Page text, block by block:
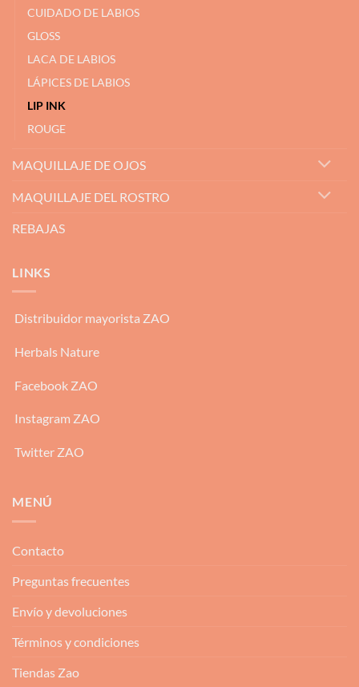
CUIDADO DE LABIOS
GLOSS
LACA DE LABIOS
LÁPICES DE LABIOS
LIP INK
ROUGE
MAQUILLAJE DE OJOS
MAQUILLAJE DEL ROSTRO
REBAJAS
LINKS
Distribuidor mayorista ZAO
Herbals Nature
Facebook ZAO
Instagram ZAO
Twitter ZAO
MENÚ
Contacto
Preguntas frecuentes
Envío y devoluciones
Términos y condiciones
Tiendas Zao